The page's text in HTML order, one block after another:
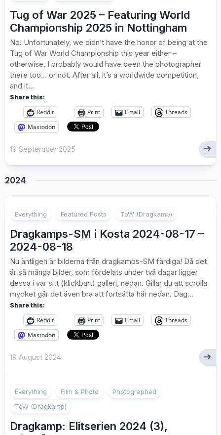
Tug of War 2025 – Featuring World
Championship 2025 in Nottingham
No! Unfortunately, we didn’t have the honor of being at the
Tug of War World Championship this year either –
otherwise, I probably would have been the photographer
there too… or not. After all, it’s a worldwide competition,
and it...
Share this:
Reddit Print Email
Threads
Mastodon
19 September 2025
2024
Everything Featured Posts ToW (Dragkamp)
Dragkamps-SM i Kosta 2024-08-17 –
2024-08-18
Nu äntligen är bilderna från dragkamps-SM färdiga! Då det
är så många bilder, som fördelats under två dagar ligger
dessa i var sitt (klickbart) galleri, nedan. Gillar du att scrolla
mycket går det även bra att fortsätta här nedan. Dag...
Share this:
Reddit Print Email
Threads
Mastodon
19 August 2024
Everything Film & Photo
Photographed
ToW (Dragkamp)
Dragkamp: Elitserien 2024 (3),